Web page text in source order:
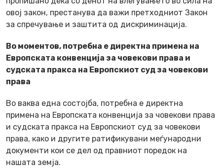
овој закон, престанува да важи претходниот Закон
за спречување и заштита од дискриминација.
Во моментов, потребна е директна примена на
Европската конвенција за човекови права и
судската пракса на Европскиот суд за човекови
права
Во ваква една состојба, потребна е директна
примена на Европската конвенција за човекови права
и судската пракса на Европскиот суд за човекови
права, како и другите ратификувани меѓународни
документи кои се дел од правниот поредок на
нашата земја.